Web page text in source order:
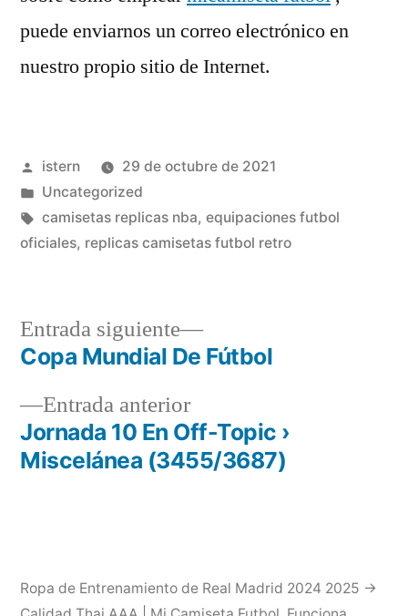
puede enviarnos un correo electrónico en
nuestro propio sitio de Internet.
Publicado
por
istern
29 de octubre de 2021
Publicado
en
Uncategorized
Etiquetas:
camisetas replicas nba, equipaciones futbol
oficiales, replicas camisetas futbol retro
Navegación
de
entradas
Entrada anteriorEntrada
anterior:
Jornada 10 En Off-Topic ›
Miscelánea (3455/3687)
Entrada siguiente
Entrada
siguiente:
Copa Mundial De Fútbol
Ropa de Entrenamiento de Real Madrid 2024 2025 →